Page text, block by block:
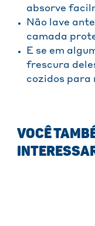
absorve
Não lave
camada
E se em
frescura
cozidos para
VOCÊ